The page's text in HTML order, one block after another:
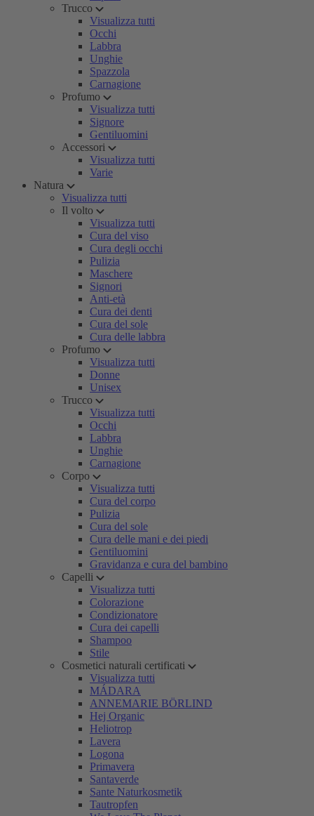
Trucco
Visualizza tutti
Occhi
Labbra
Unghie
Spazzola
Carnagione
Profumo
Visualizza tutti
Signore
Gentiluomini
Accessori
Visualizza tutti
Varie
Natura
Visualizza tutti
Il volto
Visualizza tutti
Cura del viso
Cura degli occhi
Pulizia
Maschere
Signori
Anti-età
Cura dei denti
Cura del sole
Cura delle labbra
Profumo
Visualizza tutti
Donne
Unisex
Trucco
Visualizza tutti
Occhi
Labbra
Unghie
Carnagione
Corpo
Visualizza tutti
Cura del corpo
Pulizia
Cura del sole
Cura delle mani e dei piedi
Gentiluomini
Gravidanza e cura del bambino
Capelli
Visualizza tutti
Colorazione
Condizionatore
Cura dei capelli
Shampoo
Stile
Cosmetici naturali certificati
Visualizza tutti
MÁDARA
ANNEMARIE BÖRLIND
Hej Organic
Heliotrop
Lavera
Logona
Primavera
Santaverde
Sante Naturkosmetik
Tautropfen